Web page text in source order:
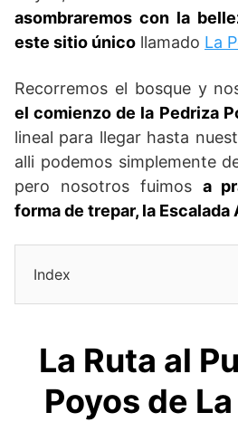
asombraremos con la
este sitio único llamado La
Recorremos el bosque y
el comienzo de la Pedriza
lineal para llegar hasta
alli podemos simplemente
pero nosotros fuimos a
forma de trepar, la
Index
La Ruta al
Poyos de